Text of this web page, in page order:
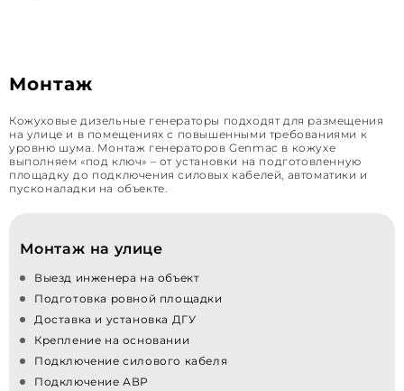
Монтаж
Кожуховые дизельные генераторы подходят для размещения
на улице и в помещениях с повышенными требованиями к
уровню шума. Монтаж генераторов Genmac в кожухе
выполняем «под ключ» – от установки на подготовленную
площадку до подключения силовых кабелей, автоматики и
пусконаладки на объекте.
Монтаж на улице
Выезд инженера на объект
Подготовка ровной площадки
Доставка и установка ДГУ
Крепление на основании
Подключение силового кабеля
Подключение АВР